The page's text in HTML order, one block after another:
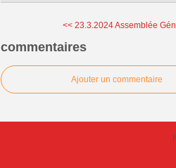
<< 23.3.2024 Assemblée
commentaires
Ajouter un commentaire